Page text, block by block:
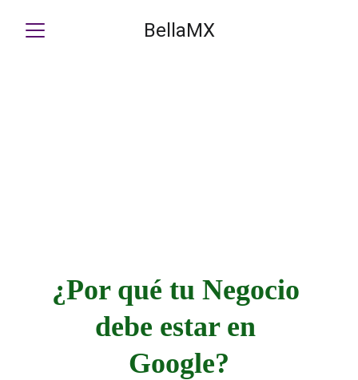
BellaMX
¿Por qué tu Negocio
debe estar en
Google?